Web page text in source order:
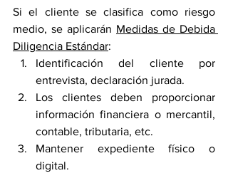
Si el cliente se clasifica como riesgo
medio, se aplicarán Medidas de Debida
Diligencia Estándar:
Identificación del cliente por
entrevista, declaración jurada.
Los clientes deben proporcionar
información financiera o mercantil,
contable, tributaria, etc.
Mantener expediente físico o
digital.